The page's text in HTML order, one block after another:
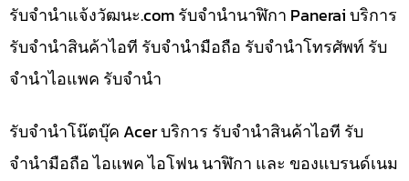
รับจํานําแจ้งวัฒนะ.com รับจำนำนาฬิกา Panerai บริการ
รับจำนำสินค้าไอที รับจำนำมือถือ รับจำนำโทรศัพท์ รับ
จำนำไอแพค รับจำนำ
รับจำนำโน๊ตบุ๊ค Acer บริการ รับจำนำสินค้าไอที รับ
จำนำมือถือ ไอแพค ไอโฟน นาฬิกา และ ของแบรนด์เนม